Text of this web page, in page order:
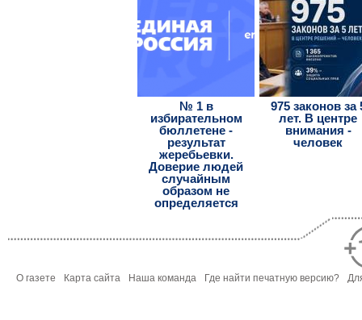
№ 1 в
избирательном
бюллетене -
результат
жеребьевки.
Доверие людей
случайным
образом не
определяется
975 законов за
лет. В центре
внимания -
человек
О газете Карта сайта Наша команда Где найти печатную версию?